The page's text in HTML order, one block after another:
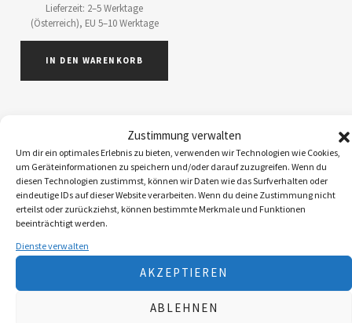
Zustimmung verwalten
Um dir ein optimales Erlebnis zu bieten, verwenden wir Technologien wie Cookies,
um Geräteinformationen zu speichern und/oder darauf zuzugreifen. Wenn du
diesen Technologien zustimmst, können wir Daten wie das Surfverhalten oder
eindeutige IDs auf dieser Website verarbeiten. Wenn du deine Zustimmung nicht
erteilst oder zurückziehst, können bestimmte Merkmale und Funktionen
beeinträchtigt werden.
Dienste verwalten
AKZEPTIEREN
ABLEHNEN
Lieferzeit: 2–5 Werktage
(Österreich), EU 5–10 Werktage
IN DEN WARENKORB
ABOS
1
ACCESSOIRES
5
BEKLEIDUNG
BROSCHÜREN
MESSER
SCHILDER NÖ-JAGDVERBAND
SCHMUCK
4